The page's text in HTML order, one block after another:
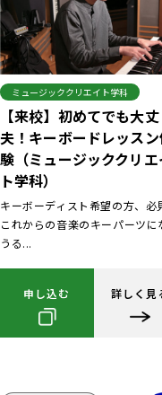
ミュージッククリエイト学科
【来校】初めてでも大丈
夫！キーボードレッス
験（ミュージッククリエ
ト学科）
キーボーディスト希望の方、必
これからの音楽のキーパーツに
うる...
申し込む 詳しく見